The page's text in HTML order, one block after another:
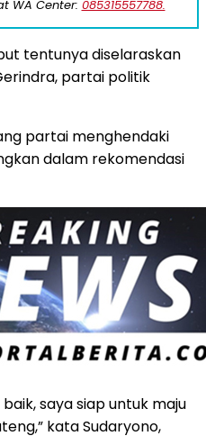
WA Center: 085315557788.
tentunya diselaraskan
partai politik
partai menghendaki
dalam rekomendasi
saya siap untuk maju
kata Sudaryono,